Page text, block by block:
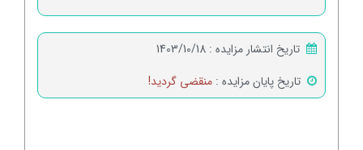
تاریخ انتشار مزایده : 1403/10/18
تاریخ پایان مزایده : منقضی گردید!